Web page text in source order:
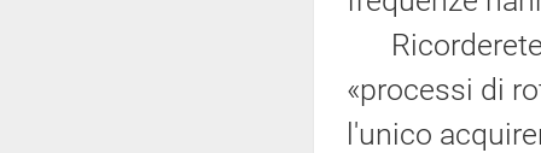
Ricorderete
«processi di
l'unico